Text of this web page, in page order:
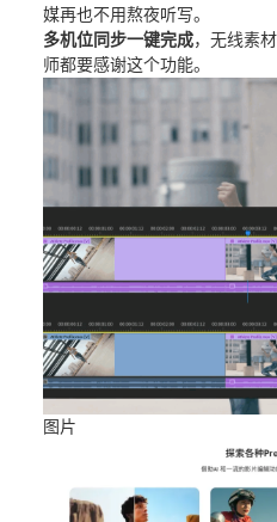
媒再也不用熬夜听写。
多机位同步一键完成，无线素
师都要感谢这个功能。
图片